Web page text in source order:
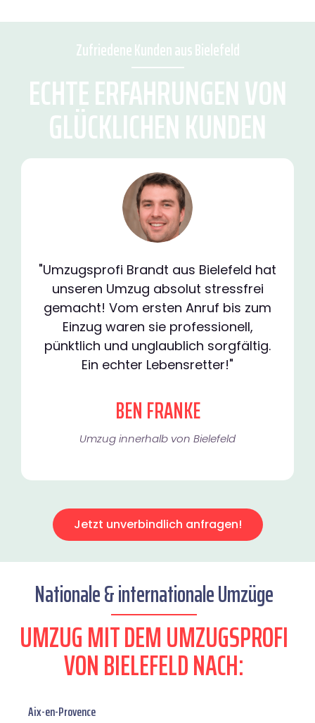
Zufriedene Kunden aus Bielefeld
ECHTE ERFAHRUNGEN VON
GLÜCKLICHEN KUNDEN
"Umzugsprofi Brandt aus Bielefeld hat
unseren Umzug absolut stressfrei
gemacht! Vom ersten Anruf bis zum
Einzug waren sie professionell,
pünktlich und unglaublich sorgfältig.
Ein echter Lebensretter!"
BEN FRANKE
Umzug innerhalb von Bielefeld​
Jetzt unverbindlich anfragen!
Nationale & internationale Umzüge
UMZUG MIT DEM UMZUGSPROFI
VON BIELEFELD NACH:
Aix-en-Provence